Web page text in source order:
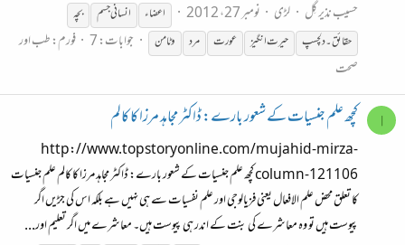
حسیب نذیر گِل لڑی نومبر 27، 2012 اعضاء انسانی جسم
بچہ
حقائق۔دلچسپ
حیرت انگیز عورت مرد وٹامن جوابات: 7 فورم:طب اور
صحت
ا کچھ علم جنسیات کے شعور بارے: ڈاکٹر مجاہد مرزا کا کالم
http://www.topstoryonline.com/mujahid-mirza-
column-121106 کچھ علم جنسیات کے شعور بارے: ڈاکٹر مجاہد مرزا کا کالم علم جنسیات
کا تعلق محض علم الافعال یعنی فزیالوجی اور علم نفسیات سے ہی نہیں ہے بلکہ اس کی جڑیں اگر
پیوست ہیں تو وہ معاشرے کی بنت کے اندر ہی پیوست ہیں۔ معاشرے میں اگر تعلیم اور...